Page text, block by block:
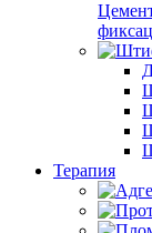
Терапия